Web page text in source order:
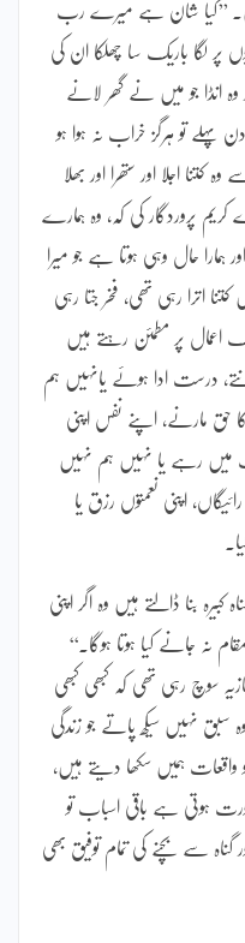
’’کیا شان ہے میرے رب
پر لگا باریک سا چھلکا ان کی
وہ انڈا جو میں نے گھر لانے
تو ہرگز خراب نہ ہوا ہو
اجلا اور ستھرا اور بھلا
پروردگار کی کہ، وہ ہمارے
ہمارا حال وہی ہوتا ہے جو میرا
اترا رہی تھی، فخر جتا رہی
اعمال پر مطمئن رہتے ہیں
درست ادا ہوئے یانہیں ہم
مارنے، اپنے نفس اپنی
میں رہے یا نہیں ہم نہیں
اپنی نعمتوں رزق یا
بنا ڈالتے ہیں وہ اگر اپنی
نہ جانے کیا ہوتا ہوگا۔‘‘
سوچ رہی تھی کہ کبھی کبھی
سبق نہیں سیکھ پاتے جو زندگی
ہمیں سکھا دیتے ہیں،
ہوتی ہے باقی اسباب تو
گناہ سے بچنے کی تمام توفیق بھی